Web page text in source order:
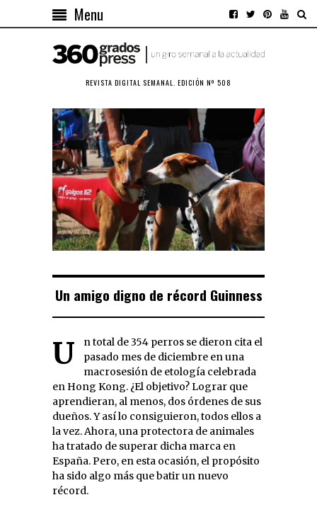
Menu
REVISTA DIGITAL SEMANAL. EDICIÓN Nº 508
Un amigo digno de récord Guinness
Un total de 354 perros se dieron cita el
pasado mes de diciembre en una
macrosesión de etología celebrada
en Hong Kong. ¿El objetivo? Lograr que
aprendieran, al menos, dos órdenes de sus
dueños. Y así lo consiguieron, todos ellos a
la vez. Ahora, una protectora de animales
ha tratado de superar dicha marca en
España. Pero, en esta ocasión, el propósito
ha sido algo más que batir un nuevo
récord.